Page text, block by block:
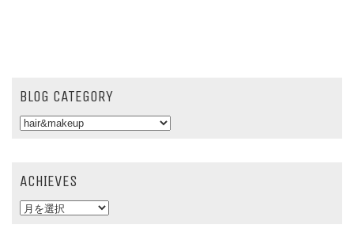
BLOG CATEGORY
ACHIEVES